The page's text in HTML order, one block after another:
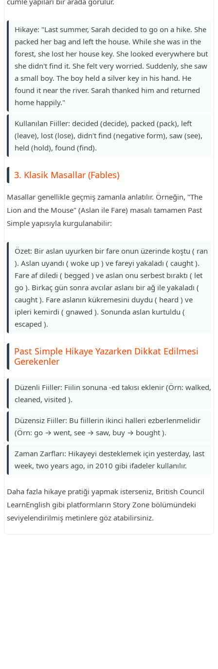
Hikaye: "Last summer, Sarah decided to go on a hike. She
packed her bag and left the house. While she was in the
forest, she lost her house key. She looked everywhere but
she didn't find it. She felt very worried. Suddenly, she saw
a small boy. The boy held a silver key in his hand. He
found it near the river. Sarah thanked him and returned
home happily."
Kullanılan Fiiller: decided (decide), packed (pack), left
(leave), lost (lose), didn't find (negative form), saw (see),
held (hold), found (find).
3. Klasik Masallar (Fables)
Masallar genellikle geçmiş zamanla anlatılır. Örneğin, "The
Lion and the Mouse" (Aslan ile Fare) masalı tamamen Past
Simple yapısıyla kurgulanabilir:
Özet: Bir aslan uyurken bir fare onun üzerinde koştu ( ran
). Aslan uyandı ( woke up ) ve fareyi yakaladı ( caught ).
Fare af diledi ( begged ) ve aslan onu serbest bıraktı ( let
go ). Birkaç gün sonra avcılar aslanı bir ağ ile yakaladı (
caught ). Fare aslanın kükremesini duydu ( heard ) ve
ipleri kemirdi ( gnawed ). Sonunda aslan kurtuldu (
escaped ).
Past Simple Hikaye Yazarken Dikkat Edilmesi
Gerekenler
Düzenli Fiiller: Fiilin sonuna -ed takısı eklenir (Örn: walked,
cleaned, visited ).
Düzensiz Fiiller: Bu fiillerin ikinci halleri ezberlenmelidir
(Örn: go → went, see → saw, buy → bought ).
Zaman Zarfları: Hikayeyi desteklemek için yesterday, last
week, two years ago, in 2010 gibi ifadeler kullanılır.
Daha fazla hikaye pratiği yapmak isterseniz, British Council
LearnEnglish gibi platformların Story Zone bölümündeki
seviyelendirilmiş metinlere göz atabilirsiniz.